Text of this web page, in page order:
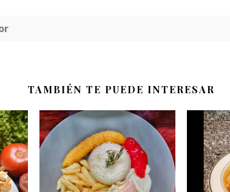
TAMBIÉN TE PUEDE INTERESAR